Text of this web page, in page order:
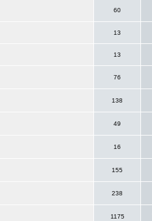
60
13
13
76
138
49
16
155
238
1175